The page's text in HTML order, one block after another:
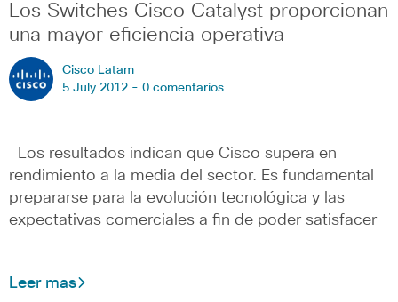
Los Switches Cisco Catalyst proporcionan
una mayor eficiencia operativa
Cisco Latam
5 July 2012 - 0 comentarios
Los resultados indican que Cisco supera en
rendimiento a la media del sector. Es fundamental
prepararse para la evolución tecnológica y las
expectativas comerciales a fin de poder satisfacer
Leer mas